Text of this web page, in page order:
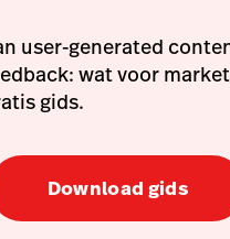
user-generated
wat voor
gids.
Download gids